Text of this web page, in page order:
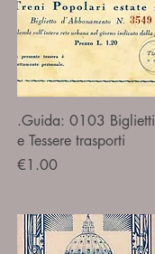
Quick View
.Guida: 0103 Biglietti
e Tessere trasporti
Price
€1.00